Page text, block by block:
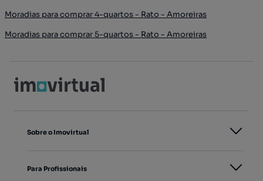
Moradias para comprar 4-quartos - Rato - Amoreiras
Moradias para comprar 5-quartos - Rato - Amoreiras
Sobre o Imovirtual
Para Profissionais